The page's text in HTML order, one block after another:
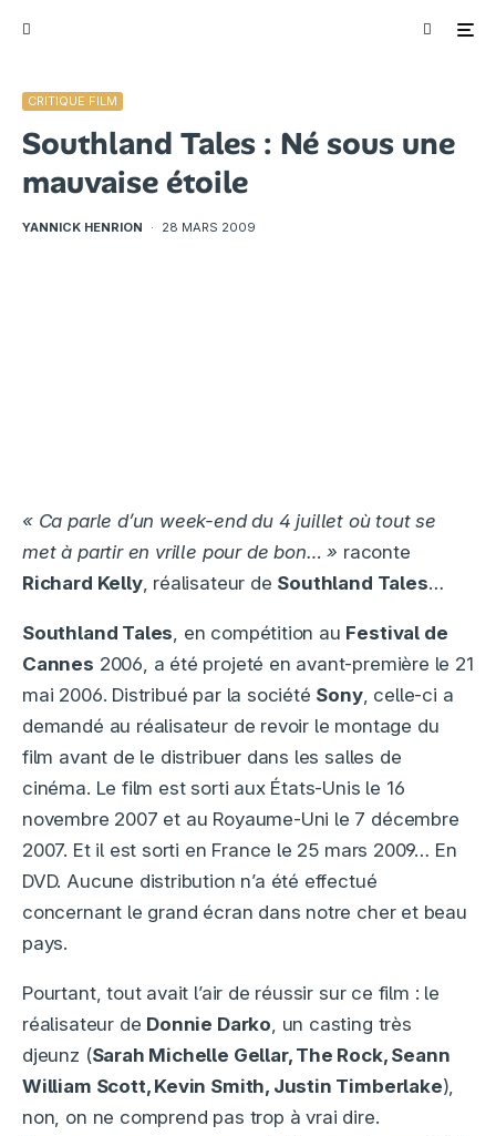
CRITIQUE FILM
Southland Tales : Né sous une
mauvaise étoile
YANNICK HENRION · 28 MARS 2009
« Ca parle d’un week-end du 4 juillet où tout se
met à partir en vrille pour de bon… » raconte
Richard Kelly, réalisateur de Southland Tales…
Southland Tales, en compétition au Festival de
Cannes 2006, a été projeté en avant-première le 21
mai 2006. Distribué par la société Sony, celle-ci a
demandé au réalisateur de revoir le montage du
film avant de le distribuer dans les salles de
cinéma. Le film est sorti aux États-Unis le 16
novembre 2007 et au Royaume-Uni le 7 décembre
2007. Et il est sorti en France le 25 mars 2009… En
DVD. Aucune distribution n’a été effectué
concernant le grand écran dans notre cher et beau
pays.
Pourtant, tout avait l’air de réussir sur ce film : le
réalisateur de Donnie Darko, un casting très
djeunz (Sarah Michelle Gellar, The Rock, Seann
William Scott, Kevin Smith, Justin Timberlake),
non, on ne comprend pas trop à vrai dire.